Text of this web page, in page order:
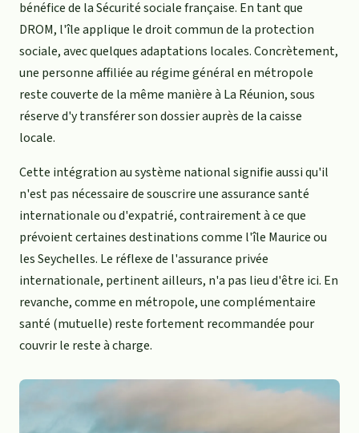
bénéfice de la Sécurité sociale française. En tant que
DROM, l'île applique le droit commun de la protection
sociale, avec quelques adaptations locales. Concrètement,
une personne affiliée au régime général en métropole
reste couverte de la même manière à La Réunion, sous
réserve d'y transférer son dossier auprès de la caisse
locale.
Cette intégration au système national signifie aussi qu'il
n'est pas nécessaire de souscrire une assurance santé
internationale ou d'expatrié, contrairement à ce que
prévoient certaines destinations comme l'île Maurice ou
les Seychelles. Le réflexe de l'assurance privée
internationale, pertinent ailleurs, n'a pas lieu d'être ici. En
revanche, comme en métropole, une complémentaire
santé (mutuelle) reste fortement recommandée pour
couvrir le reste à charge.